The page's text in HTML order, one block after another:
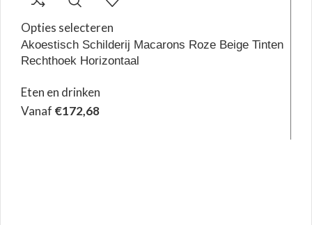
Opties selecteren
Akoestisch Schilderij Macarons Roze Beige Tinten
Rechthoek Horizontaal
Eten en drinken
Vanaf €172,68